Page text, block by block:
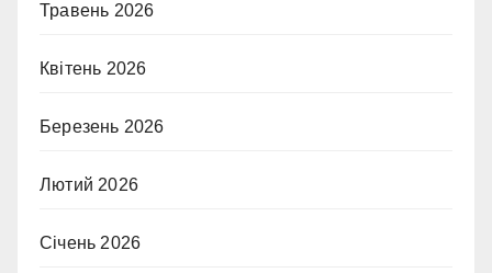
Травень 2026
Квітень 2026
Березень 2026
Лютий 2026
Січень 2026